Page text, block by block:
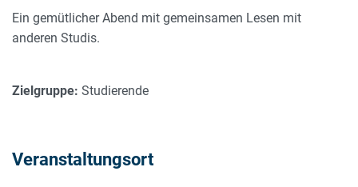
Ein gemütlicher Abend mit gemeinsamen Lesen mit
anderen Studis.
Zielgruppe: Studierende
Veranstaltungsort